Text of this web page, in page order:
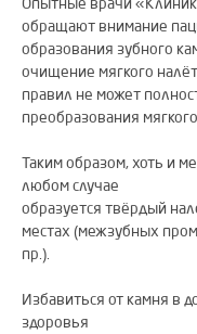
обращают внимание
образования зубного
очищение мягкого
правил не может
преобразования
Таким образом, хоть и
любом случае
образуется твёрдый
местах (межзубных
пр.).
Избавиться от камня в
здоровья